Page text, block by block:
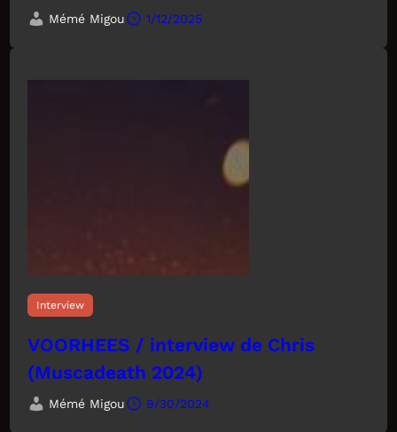
Mémé Migou 1/12/2025
Interview
VOORHEES / interview de Chris
(Muscadeath 2024)
Mémé Migou 9/30/2024